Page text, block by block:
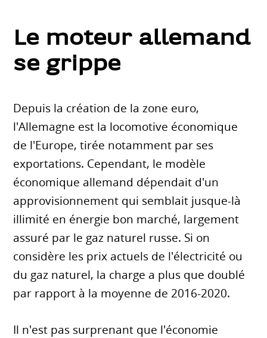
Le moteur allemand
se grippe
Depuis la création de la zone euro,
l'Allemagne est la locomotive économique
de l'Europe, tirée notamment par ses
exportations. Cependant, le modèle
économique allemand dépendait d'un
approvisionnement qui semblait jusque-là
illimité en énergie bon marché, largement
assuré par le gaz naturel russe. Si on
considère les prix actuels de l'électricité ou
du gaz naturel, la charge a plus que doublé
par rapport à la moyenne de 2016-2020.
Il n'est pas surprenant que l'économie